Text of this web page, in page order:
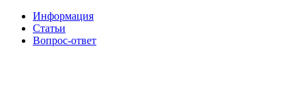
Информация
Статьи
Вопрос-ответ